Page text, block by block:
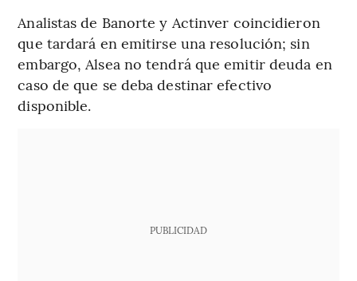
Analistas de Banorte y Actinver coincidieron
que tardará en emitirse una resolución; sin
embargo, Alsea no tendrá que emitir deuda en
caso de que se deba destinar efectivo
disponible.
PUBLICIDAD